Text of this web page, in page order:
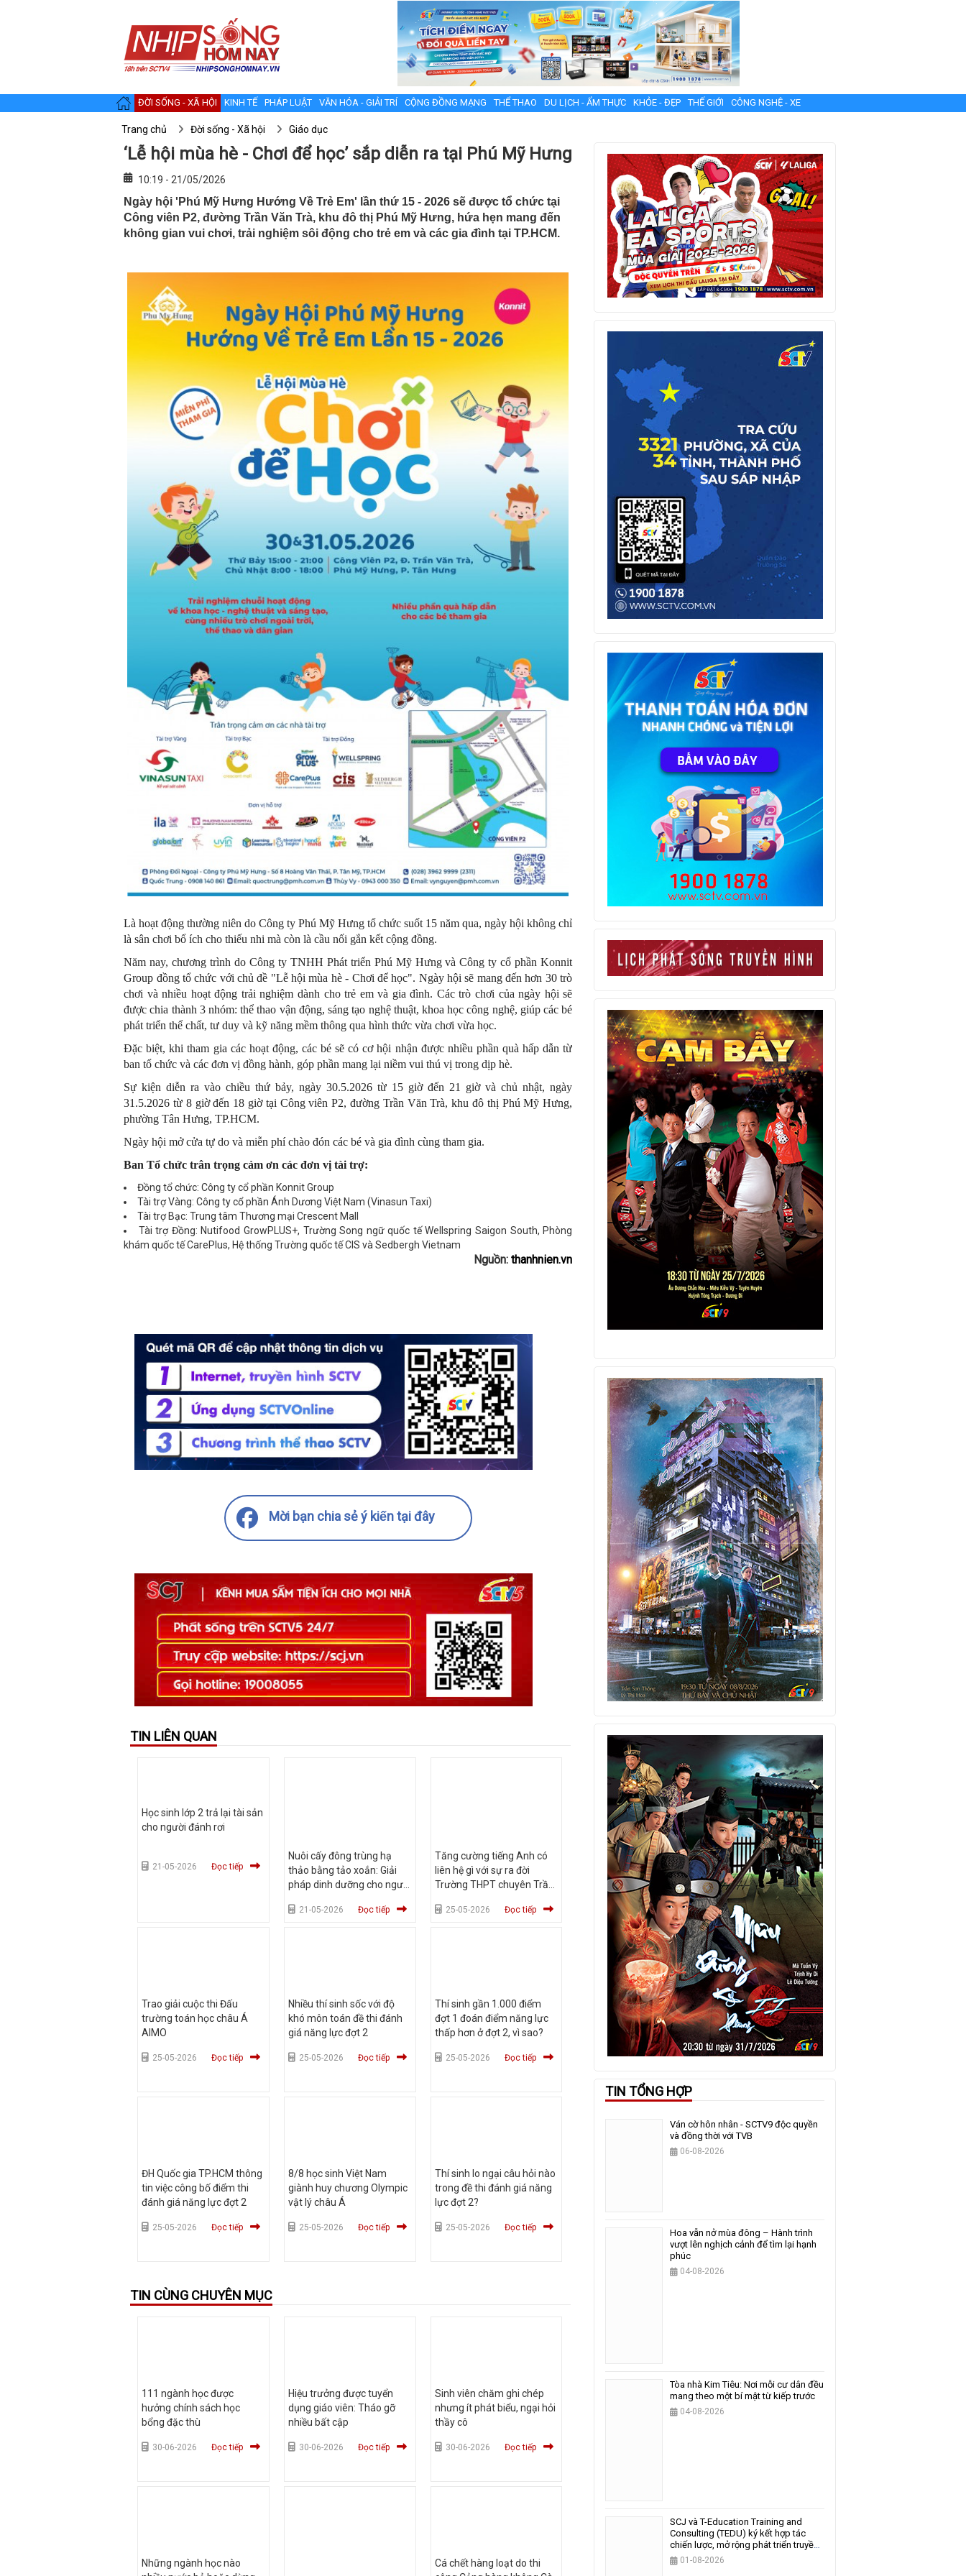
ĐỜI SỐNG - XÃ HỘI KINH TẾ PHÁP LUẬT VĂN HÓA - GIẢI TRÍ CỘNG ĐỒNG MẠNG THỂ THAO DU LỊCH - ẨM THỰC KHỎE - ĐẸP THẾ GIỚI CÔNG NGHỆ - XE
Trang chủ Đời sống - Xã hội Giáo dục
‘Lễ hội mùa hè - Chơi để học’ sắp diễn ra tại Phú Mỹ Hưng
10:19 - 21/05/2026
Ngày hội 'Phú Mỹ Hưng Hướng Về Trẻ Em' lần thứ 15 - 2026 sẽ được tổ chức tại
Công viên P2, đường Trần Văn Trà, khu đô thị Phú Mỹ Hưng, hứa hẹn mang đến
không gian vui chơi, trải nghiệm sôi động cho trẻ em và các gia đình tại TP.HCM.
Là hoạt động thường niên do Công ty Phú Mỹ Hưng tổ chức suốt 15 năm qua, ngày hội không chỉ
là sân chơi bổ ích cho thiếu nhi mà còn là cầu nối gắn kết cộng đồng.
Năm nay, chương trình do Công ty TNHH Phát triển Phú Mỹ Hưng và Công ty cổ phần Konnit
Group đồng tổ chức với chủ đề "Lễ hội mùa hè - Chơi để học". Ngày hội sẽ mang đến hơn 30 trò
chơi và nhiều hoạt động trải nghiệm dành cho trẻ em và gia đình. Các trò chơi của ngày hội sẽ
được chia thành 3 nhóm: thể thao vận động, sáng tạo nghệ thuật, khoa học công nghệ, giúp các bé
phát triển thể chất, tư duy và kỹ năng mềm thông qua hình thức vừa chơi vừa học.
Đặc biệt, khi tham gia các hoạt động, các bé sẽ có cơ hội nhận được nhiều phần quà hấp dẫn từ
ban tổ chức và các đơn vị đồng hành, góp phần mang lại niềm vui thú vị trong dịp hè.
Sự kiện diễn ra vào chiều thứ bảy, ngày 30.5.2026 từ 15 giờ đến 21 giờ và chủ nhật, ngày
31.5.2026 từ 8 giờ đến 18 giờ tại Công viên P2, đường Trần Văn Trà, khu đô thị Phú Mỹ Hưng,
phường Tân Hưng, TP.HCM.
Ngày hội mở cửa tự do và miễn phí chào đón các bé và gia đình cùng tham gia.
Ban Tổ chức trân trọng cảm ơn các đơn vị tài trợ:
Đồng tổ chức: Công ty cổ phần Konnit Group
Tài trợ Vàng: Công ty cổ phần Ánh Dương Việt Nam (Vinasun Taxi)
Tài trợ Bạc: Trung tâm Thương mại Crescent Mall
Tài trợ Đồng: Nutifood GrowPLUS+, Trường Song ngữ quốc tế Wellspring Saigon South, Phòng
khám quốc tế CarePlus, Hệ thống Trường quốc tế CIS và Sedbergh Vietnam
Nguồn:thanhnien.vn
Mời bạn chia sẻ ý kiến tại đây
TIN LIÊN QUAN
Học sinh lớp 2 trả lại tài sản
cho người đánh rơi
21-05-2026 Đọc tiếp
Nuôi cấy đông trùng hạ
thảo bằng tảo xoắn: Giải
pháp dinh dưỡng cho người
21-05-2026 Đọc tiếp
Tăng cường tiếng Anh có
liên hệ gì với sự ra đời
Trường THPT chuyên Trần
25-05-2026 Đọc tiếp
Trao giải cuộc thi Đấu
trường toán học châu Á
AIMO
25-05-2026 Đọc tiếp
Nhiều thí sinh sốc với độ
khó môn toán đề thi đánh
giá năng lực đợt 2
25-05-2026 Đọc tiếp
Thí sinh gần 1.000 điểm
đợt 1 đoán điểm năng lực
thấp hơn ở đợt 2, vì sao?
25-05-2026 Đọc tiếp
ĐH Quốc gia TP.HCM thông
tin việc công bố điểm thi
đánh giá năng lực đợt 2
25-05-2026 Đọc tiếp
8/8 học sinh Việt Nam
giành huy chương Olympic
vật lý châu Á
25-05-2026 Đọc tiếp
Thí sinh lo ngại câu hỏi nào
trong đề thi đánh giá năng
lực đợt 2?
25-05-2026 Đọc tiếp
TIN CÙNG CHUYÊN MỤC
111 ngành học được
hưởng chính sách học
bổng đặc thù
30-06-2026 Đọc tiếp
Hiệu trưởng được tuyển
dụng giáo viên: Tháo gỡ
nhiều bất cập
30-06-2026 Đọc tiếp
Sinh viên chăm ghi chép
nhưng ít phát biểu, ngại hỏi
thầy cô
30-06-2026 Đọc tiếp
Những ngành học nào
Cá chết hàng loạt do thi
TIN TỔNG HỢP
Ván cờ hôn nhân - SCTV9 độc quyền
và đồng thời với TVB
06-08-2026
Hoa vẫn nở mùa đông – Hành trình
vượt lên nghịch cảnh để tìm lại hạnh
phúc
04-08-2026
Tòa nhà Kim Tiêu: Nơi mỗi cư dân đều
mang theo một bí mật từ kiếp trước
04-08-2026
SCJ và T-Education Training and
Consulting (TEDU) ký kết hợp tác
chiến lược, mở rộng phát triển truyền
thông và giáo dục
01-08-2026